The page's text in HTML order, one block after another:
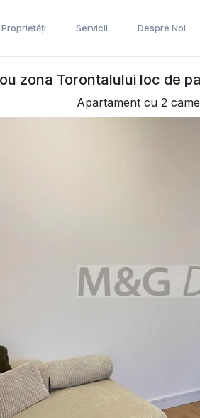
Proprietăți Servicii Despre Noi
zona Torontalului loc de
Apartament cu 2